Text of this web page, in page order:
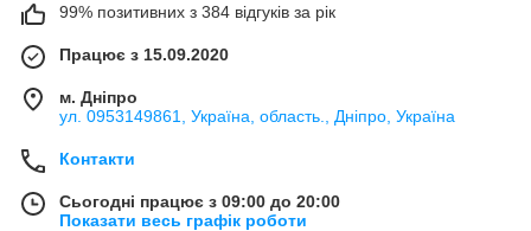
99% позитивних з 384 відгуків за рік
Працює з 15.09.2020
м. Дніпро
ул. 0953149861, Україна, область., Дніпро, Україна
Контакти
Сьогодні працює з 09:00 до 20:00
Показати весь графік роботи